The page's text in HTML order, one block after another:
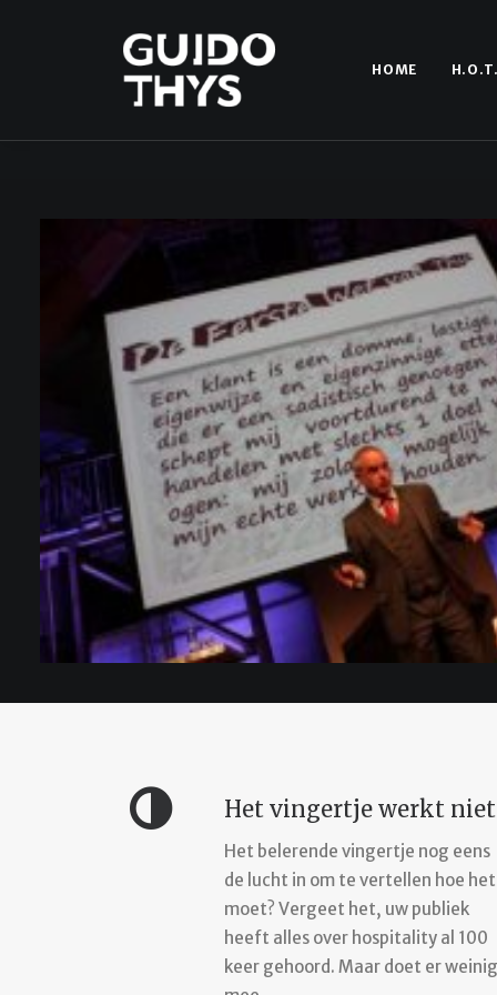
HOME
bij uw
op 1 uur tijd
daar meer dan 20 jaar ervaring in heeft!
Kies
Het vingertje werkt
Het belerende vingertje nog eens
de lucht in om te vertellen hoe het
moet? Vergeet het, uw publiek
heeft alles over hospitality al 100
keer gehoord. Maar doet er weinig